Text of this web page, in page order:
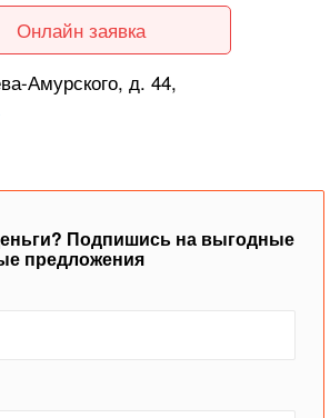
Онлайн заявка
Амурского, д. 44,
Подпишись на выгодные
предложения